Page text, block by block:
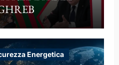
Energetica